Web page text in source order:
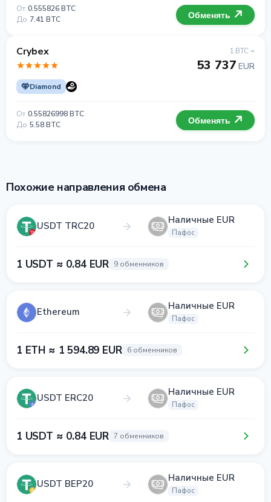
От 0.555826 BTC
До 7.41 BTC Обменять
Crybex
Diamond
1 BTC =
53 737 EUR
От 0.55826998 BTC
До 5.58 BTC Обменять
Похожие направления обмена
USDT TRC20 Наличные EUR
Пафос
1 USDT ≈ 0.84 EUR 9 обменников
Ethereum Наличные EUR
Пафос
1 ETH ≈ 1 594.89 EUR 6 обменников
USDT ERC20 Наличные EUR
Пафос
1 USDT ≈ 0.84 EUR 7 обменников
USDT BEP20 Наличные EUR
Пафос